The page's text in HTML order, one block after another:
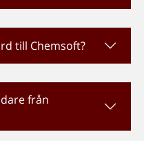
till Chemsoft?
från